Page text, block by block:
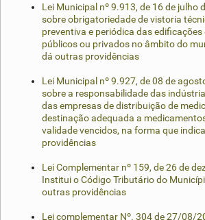
Lei Municipal nº 9.913, de 16 de julho
sobre obrigatoriedade de vistoria
preventiva e periódica das
públicos ou privados no âmbito do
dá outras providências
Lei Municipal nº 9.927, de 08 de
sobre a responsabilidade das
das empresas de distribuição de
destinação adequada a
validade vencidos, na forma que
providências
Lei Complementar nº 159, de 26 de
Institui o Código Tributário do
outras providências
Lei complementar Nº. 304 de 27/08/